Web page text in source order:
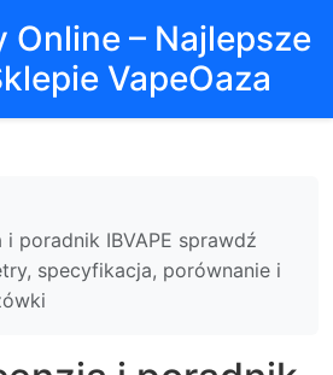
Online – Najlepsze
VapeOaza
i poradnik IBVAPE sprawdź
specyfikacja, porównanie i